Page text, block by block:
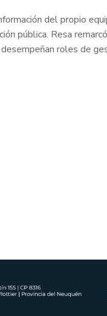
del propio
pública. Resa
roles de